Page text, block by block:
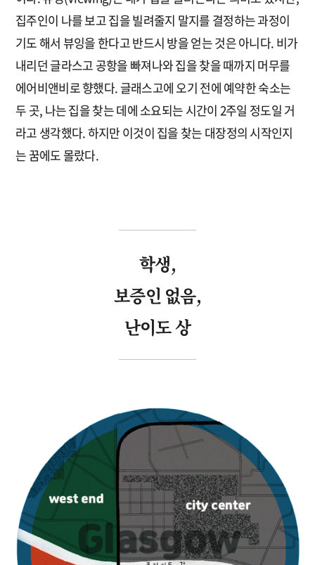
집주인이 나를 보고 집을 빌려줄지 말지를 결정하는 과정이
기도 해서 뷰잉을 한다고 반드시 방을 얻는 것은 아니다. 비가
내리던 글라스고 공항을 빠져나와 집을 찾을 때까지 머무를
에어비앤비로 향했다. 글래스고에 오기 전에 예약한 숙소는
두 곳, 나는 집을 찾는 데에 소요되는 시간이 2주일 정도일 거
라고 생각했다. 하지만 이것이 집을 찾는 대장정의 시작인지
는 꿈에도 몰랐다.
학생,
보증인 없음,
난이도 상